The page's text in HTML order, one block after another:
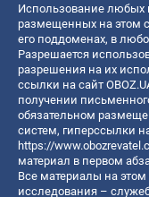
Использование любых
размещенных на этом
его поддоменах, в
Разрешается
разрешения на их
ссылки на сайт
получении
обязательном
систем, гиперссылки
https://
материал в первом
Все материалы на этом
исследования –